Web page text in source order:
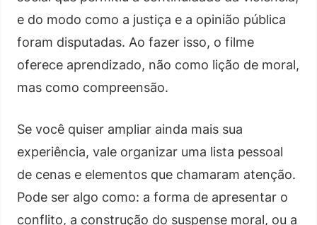
e do modo como a justiça e a opinião pública
foram disputadas. Ao fazer isso, o filme
oferece aprendizado, não como lição de moral,
mas como compreensão.
Se você quiser ampliar ainda mais sua
experiência, vale organizar uma lista pessoal
de cenas e elementos que chamaram atenção.
Pode ser algo como: a forma de apresentar o
conflito, a construção do suspense moral, ou a